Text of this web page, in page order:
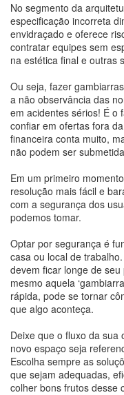
No segmento da
especificação incorreta
envidraçado e oferece
contratar equipes sem
na estética final e outras
Ou seja, fazer
a não observância das
em acidentes sérios! É o
confiar em ofertas fora
financeira conta muito,
não podem ser
Em um primeiro
resolução mais fácil e
com a segurança dos
podemos tomar.
Optar por segurança é
casa ou local de
devem ficar longe de
mesmo aquela
rápida, pode se tornar
que algo aconteça.
Deixe que o fluxo da sua
novo espaço seja
Escolha sempre as
que sejam adequadas,
colher bons frutos desse